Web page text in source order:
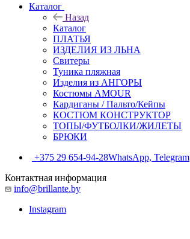
Каталог
Назад
Каталог
ПЛАТЬЯ
ИЗДЕЛИЯ ИЗ ЛЬНА
Свитеры
Туника пляжная
Изделия из АНГОРЫ
Костюмы AMOUR
Кардиганы / Пальто/Кейпы
КОСТЮМ КОНСТРУКТОР
ТОПЫ/ФУТБОЛКИ/ЖИЛЕТЫ
БРЮКИ
+375 29 654-94-28WhatsApp, Telegram
Контактная информация
info@brillante.by
Instagram